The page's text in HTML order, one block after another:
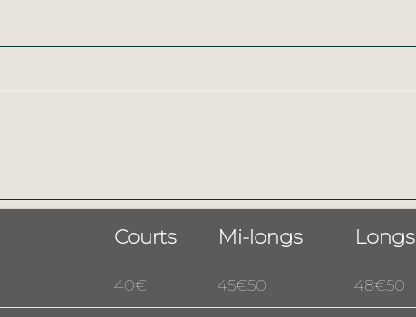
Courts Mi-longs Longs
40€ 45€50 48€50